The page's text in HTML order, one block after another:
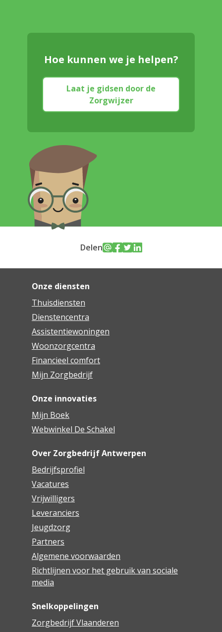
Hoe kunnen we je helpen?
Laat je gidsen door de
Zorgwijzer
Delen
Onze diensten
Thuisdiensten
Dienstencentra
Assistentiewoningen
Woonzorgcentra
Financieel comfort
Mijn Zorgbedrijf
Onze innovaties
Mijn Boek
Webwinkel De Schakel
Over Zorgbedrijf Antwerpen
Bedrijfsprofiel
Vacatures
Vrijwilligers
Leveranciers
Jeugdzorg
Partners
Algemene voorwaarden
Richtlijnen voor het gebruik van sociale
media
Snelkoppelingen
Zorgbedrijf Vlaanderen